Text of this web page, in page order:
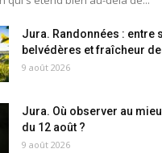
Jura. Randonnées : entre
belvédères et fraîcheur
9 août 2026
Jura. Où observer au
du 12 août ?
9 août 2026